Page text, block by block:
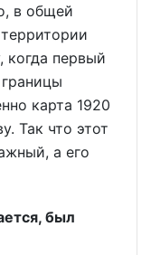
в общей
когда первый
карта 1920
Так что этот
а его
был